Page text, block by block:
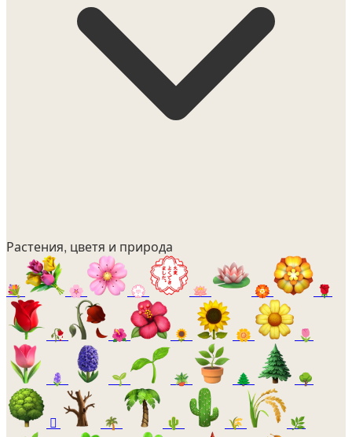
Растения, цветя и природа
💐 🌸 💮 🪷 🏵️ 🌹
🥀 🌺 🌻 🌼 🌷
🪻 🌱 🪴 🌲 🌳
🪾 🌴 🌵 🌾 🌿